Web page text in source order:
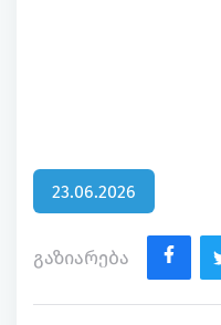
23.06.2026
გაზიარება